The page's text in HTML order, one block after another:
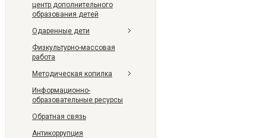
центр дополнительного
образования детей
Одаренные дети
Физкультурно-массовая
работа
Методическая копилка
Информационно-
образовательные ресурсы
Обратная связь
Антикоррупция